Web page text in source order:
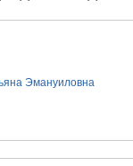
Эмануиловна